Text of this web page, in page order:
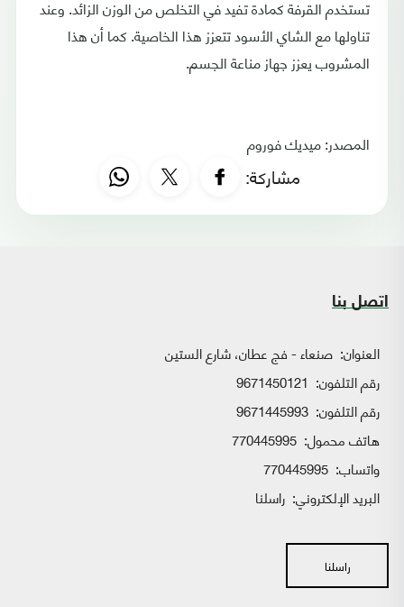
تستخدم القرفة كمادة تفيد في التخلص من الوزن الزائد. وعند
تناولها مع الشاي الأسود تتعزز هذا الخاصية. كما أن هذا
المشروب يعزز جهاز مناعة الجسم.
المصدر: ميديك فوروم
مشاركة:
اتصل بنا
العنوان: صنعاء - فج عطان، شارع الستين
رقم التلفون: 9671450121
رقم التلفون: 9671445993
هاتف محمول: 770445995
واتساب:
البريد الإلكتروني: راسلنا
راسلنا